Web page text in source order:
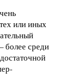
или иных
более среди